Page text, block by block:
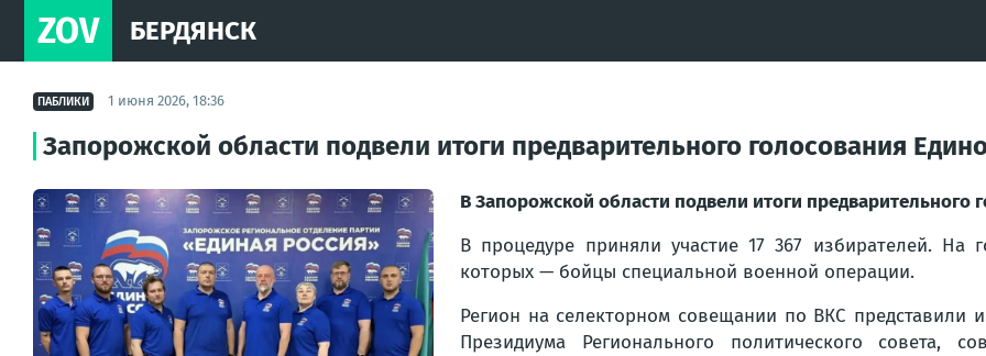
ZOV БЕРДЯНСК
ПАБЛИКИ 1 июня 2026, 18:36
Запорожской области подвели итоги предварительного голосования
В Запорожской области подвели итоги
В процедуре приняли участие 17 367 избирателей. На
которых — бойцы специальной военной операции.
Регион на селекторном совещании по ВКС представили
Президиума Регионального политического совета,